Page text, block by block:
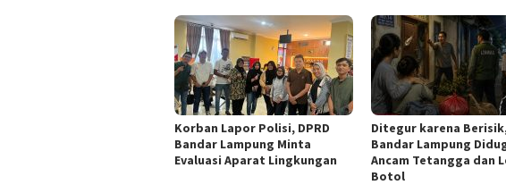
Korban Lapor Polisi, DPRD
Bandar Lampung Minta
Evaluasi Aparat Lingkungan
Ditegur karena
Bandar Lampung
Ancam Tetangga dan
Botol